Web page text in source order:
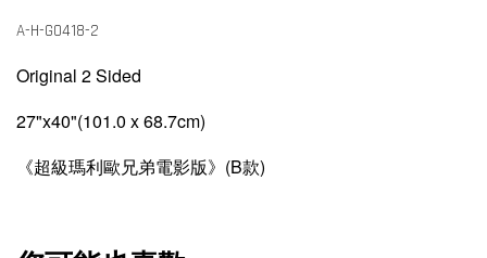
A-H-G0418-2
Original 2 Sided
27"x40"(101.0 x 68.7cm)
《超級瑪利歐兄弟電影版》(B款)